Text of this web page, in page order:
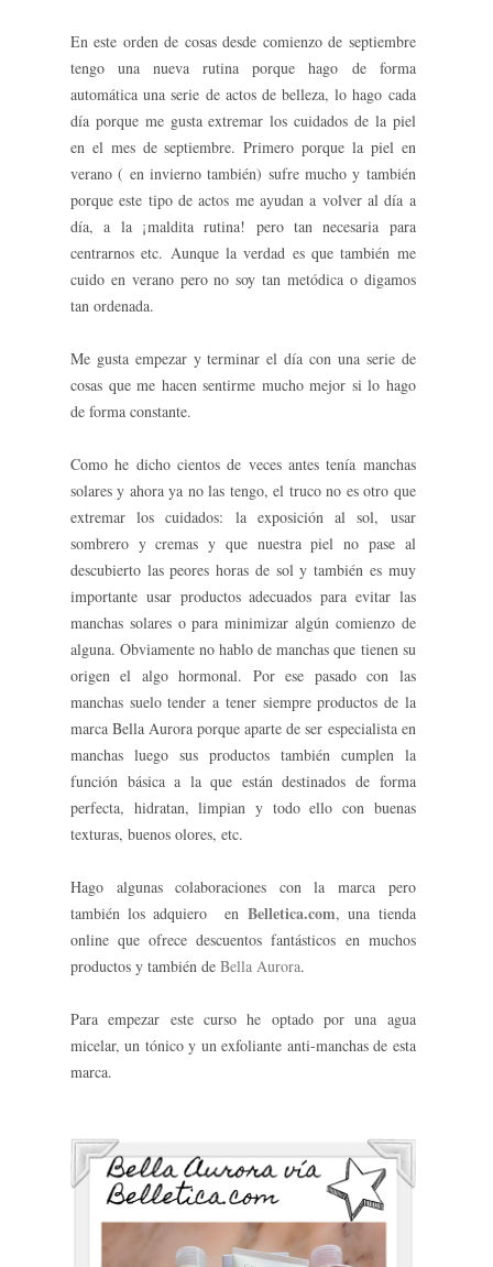
En este orden de cosas desde comienzo de septiembre
tengo una nueva rutina porque hago de forma
automática una serie de actos de belleza, lo hago cada
día porque me gusta extremar los cuidados de la piel
en el mes de septiembre. Primero porque la piel en
verano ( en invierno también) sufre mucho y también
porque este tipo de actos me ayudan a volver al día a
día, a la ¡maldita rutina! pero tan necesaria para
centrarnos etc. Aunque la verdad es que también me
cuido en verano pero no soy tan metódica o digamos
tan ordenada.
Me gusta empezar y terminar el día con una serie de
cosas que me hacen sentirme mucho mejor si lo hago
de forma constante.
Como he dicho cientos de veces antes tenía manchas
solares y ahora ya no las tengo, el truco no es otro que
extremar los cuidados: la exposición al sol, usar
sombrero y cremas y que nuestra piel no pase al
descubierto las peores horas de sol y también es muy
importante usar productos adecuados para evitar las
manchas solares o para minimizar algún comienzo de
alguna. Obviamente no hablo de manchas que tienen su
origen el algo hormonal. Por ese pasado con las
manchas suelo tender a tener siempre productos de la
marca Bella Aurora porque aparte de ser especialista en
manchas luego sus productos también cumplen la
función básica a la que están destinados de forma
perfecta, hidratan, limpian y todo ello con buenas
texturas, buenos olores, etc.
Hago algunas colaboraciones con la marca pero
también los adquiero enBelletica.com, una tienda
online que ofrece descuentos fantásticos en muchos
productos y también de Bella Aurora.
Para empezar este curso he optado por una agua
micelar, un tónico y un exfoliante anti-manchas de esta
marca.